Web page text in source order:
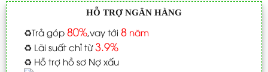
HỖ TRỢ NGÂN HÀNG
♻️Trả góp 80%,vay tới 8năm
♻️ Lãi suất chỉ từ3.9%
♻️ Hỗ trợ hồ sơ Nợ xấu